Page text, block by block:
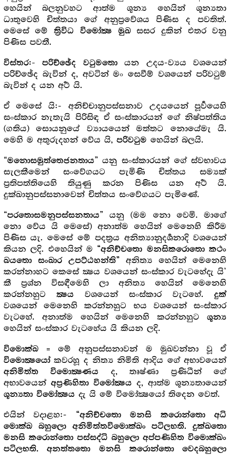
හෙයින් බලනුවහට ආත්ම ශූන්‍ය හෙයින් ශූන්‍යතා
ධාතුවෙහි චිත්තයා ගේ අනුප්‍රවේශය පිණිස ද පවතිත්.
මෙසේ මේත්‍රිවිධ විමෝක්‍ෂ මුඛසසර දුකින් එතර වනු
පිණිස පවතී.
විස්තර:- පරිච්ඡේද වටුමතොයන උදය-ව්‍යය වශයෙන්
පරිච්ඡේද බැවින් ද, අවටින් මං සෙවීම් වශයෙන් පරිවටුම්
බැවින් ද යන අර්‍ථ යි.
ඒ මෙසේ යි:- අනිච්චානුපස්සනාව උදයයෙන් පූර්‍වයෙහි
සංස්කාර නැතැයි පිරිසිඳ ඒ සංස්කාරයන් ගේ නිෂ්පත්තිය
(ගතිය) සොයනුයේ ව්‍යායයෙන් මත්තට නොයේමැ යි.
මෙහි ම අතුරුදහන් වේය යි, පරිවටුම හෙයින් බලයි.
“මනොසමුත්තෙජනතාය” යනු සංස්කාරයන් ගේ ස්වභාවය
සැලකීමෙන් සංවේගයට පැමිණි චිත්තය සම්‍යක්
ප්‍ර‍තිපත්තියෙහි තියුණු කරන පිණිස යන අර්‍ථ යි.
දුක්ඛානුපස්සනාවෙන් චිත්තය සංවේගයට පැමිණේ.
“පරතොසමනුපස්සනතාය” යනු (මම නො වෙමි. මාගේ
නො වේය යි මෙසේ) අනාත්ම හෙයින් මෙනෙහි කිරීම
පිණිස යැ. මෙසේ මේ පදත්‍ර‍ය අනිත්‍යානුදර්‍ශනාදි වශයෙන්
කියන ලදි. එහෙයින් ම “අනිච්චතො මනසිකරොතො කථං
ඛයතො සංඛාර උපට්ඨහන්ති” අනිත්‍ය හෙයින් මෙනෙහි
කරන්නාහට කෙසේ ක්‍ෂය වශයෙන් සංස්කාර වැටහේදැ යි’
කී ප්‍ර‍ශ්න විසඳීමෙහි ලා අනිත්‍ය හෙයින් මෙනෙහි
කරන්නහුට ක්‍ෂය වශයෙන් සංස්කාර වැටහේ.දුක්
වශයෙන් මෙනෙහි කරන්නහුට භය වශයෙන් සංස්කාර
වැටහේ. අනාත්ම හෙයින් මෙනෙහි කරන්නහුටශූන්‍ය
හෙයින් සංස්කාර වැටහේය යි කියන ලදි.
විමොක්ඛ= මේ අනුපස්සනාවන් ම මුඛවන්නා වූ ඒ
විමොක්‍ෂයෝකවරහූ ද නිත්‍ය නිමිති ආදිය ගේ අභාවයෙන්
අනිමිත්ත විමොක්‍ෂණය ද, තෘෂ්ණා ප්‍ර‍ණිධීන් ගේ
අභාවයෙන් අප්‍ර‍ණිහිතා විමෝක්‍ෂය ද, ආත්ම ශූන්‍යතායෙන්
ශූන්‍යතා විමෝක්‍ෂය දැ යි මේ විමෝක්‍ෂයෝ තිදෙන වෙත්.
එයින් වදාළහ:- “අනිච්චතො මනසි කරොන්තො අධි
මොක්ඛ බහුලො අනිමිත්තවිමොක්ඛං පටිලභති. දුක්ඛතො
මනසි කරොන්තො පස්සද්ධි බහුලො අප්පණිහිත විමොක්ඛං
පටිලභති. අනත්තතො මනසි කරොන්තො වෙදබහුලො